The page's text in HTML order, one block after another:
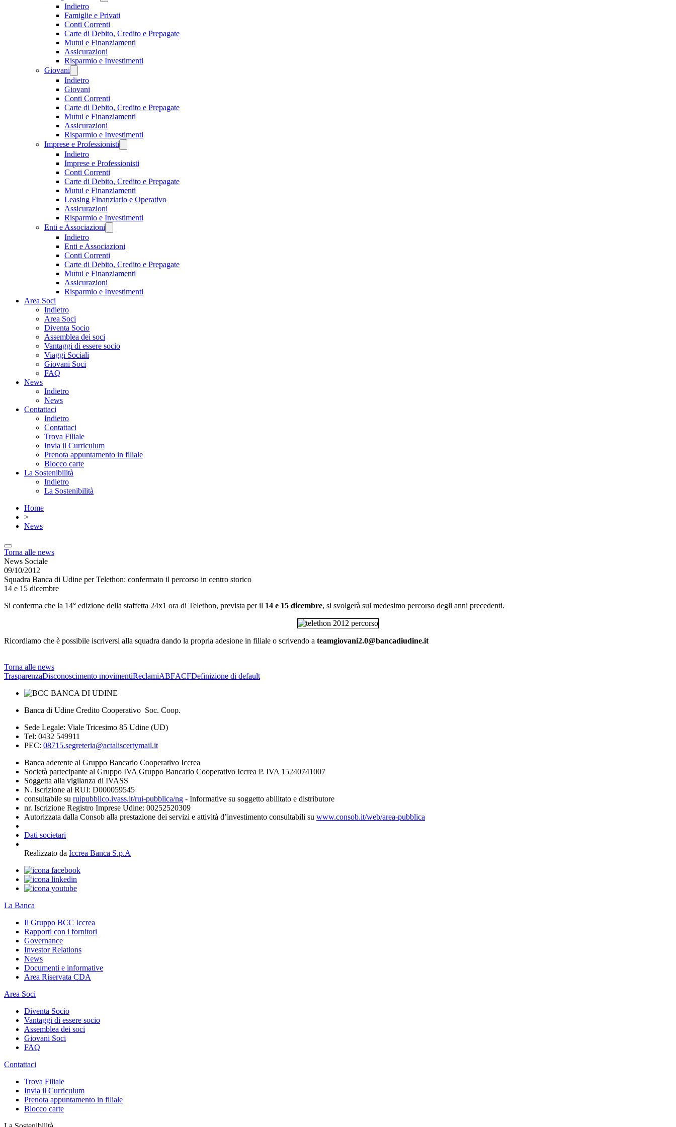
Indietro
Famiglie e Privati
Conti Correnti
Carte di Debito, Credito e Prepagate
Mutui e Finanziamenti
Assicurazioni
Risparmio e Investimenti
Giovani
Indietro
Giovani
Conti Correnti
Carte di Debito, Credito e Prepagate
Mutui e Finanziamenti
Assicurazioni
Risparmio e Investimenti
Imprese e Professionisti
Indietro
Imprese e Professionisti
Conti Correnti
Carte di Debito, Credito e Prepagate
Mutui e Finanziamenti
Leasing Finanziario e Operativo
Assicurazioni
Risparmio e Investimenti
Enti e Associazioni
Indietro
Enti e Associazioni
Conti Correnti
Carte di Debito, Credito e Prepagate
Mutui e Finanziamenti
Assicurazioni
Risparmio e Investimenti
Area Soci
Indietro
Area Soci
Diventa Socio
Assemblea dei soci
Vantaggi di essere socio
Viaggi Sociali
Giovani Soci
FAQ
News
Indietro
News
Contattaci
Indietro
Contattaci
Trova Filiale
Invia il Curriculum
Prenota appuntamento in filiale
Blocco carte
La Sostenibilità
Indietro
La Sostenibilità
Home
>
News
Torna alle news
News Sociale
09/10/2012
Squadra Banca di Udine per Telethon: confermato il percorso in centro storico
14 e 15 dicembre
Si conferma che la 14° edizione della staffetta 24x1 ora di Telethon, prevista per il 14 e 15 dicembre, si svolgerà sul medesimo percorso degli anni precedenti.
Ricordiamo che è possibile iscriversi alla squadra dando la propria adesione in filiale o scrivendo a teamgiovani2.0@bancadiudine.it
Torna alle news
TrasparenzaDisconoscimento movimentiReclamiABFACFDefinizione di default
Banca di Udine Credito Cooperativo Soc. Coop.
Sede Legale: Viale Tricesimo 85 Udine (UD)
Tel: 0432 549911
PEC: 08715.segreteria@actaliscertymail.it
Banca aderente al Gruppo Bancario Cooperativo Iccrea
Società partecipante al Gruppo IVA Gruppo Bancario Cooperativo Iccrea P. IVA 15240741007
Soggetta alla vigilanza di IVASS
N. Iscrizione al RUI: D000059545
consultabile su ruipubblico.ivass.it/rui-pubblica/ng - Informative su soggetto abilitato e distributore
nr. Iscrizione Registro Imprese Udine: 00252520309
Autorizzata dalla Consob alla prestazione dei servizi e attività d’investimento consultabili su www.consob.it/web/area-pubblica
Dati societari
Realizzato da Iccrea Banca S.p.A
La Banca
Il Gruppo BCC Iccrea
Rapporti con i fornitori
Governance
Investor Relations
News
Documenti e informative
Area Riservata CDA
Area Soci
Diventa Socio
Vantaggi di essere socio
Assemblea dei soci
Giovani Soci
FAQ
Contattaci
Trova Filiale
Invia il Curriculum
Prenota appuntamento in filiale
Blocco carte